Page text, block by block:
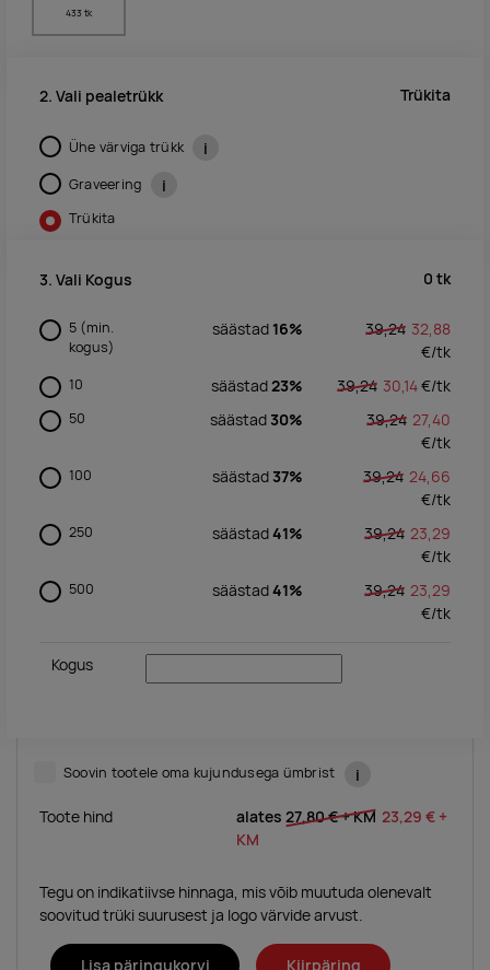
433 tk
2. Vali pealetrükk Trükita
Ühe värviga trükk i
Graveering i
Trükita
3. Vali Kogus 0 tk
5 (min.
kogus)
säästad 16% 39,24 32,88
€/tk
10 säästad23% 39,24 30,14€/tk
50 säästad 30% 39,24 27,40
€/tk
100 säästad 37% 39,24 24,66
€/tk
250 säästad41% 39,24 23,29
€/tk
500 säästad41% 39,24 23,29
€/tk
Kogus
Soovin tootele oma kujundusega ümbrist i
Toote hind alates 27,80 €+ KM 23,29 € +
KM
Tegu on indikatiivse hinnaga, mis võib muutuda olenevalt
soovitud trüki suurusest ja logo värvide arvust.
Lisa päringukorvi Kiirpäring